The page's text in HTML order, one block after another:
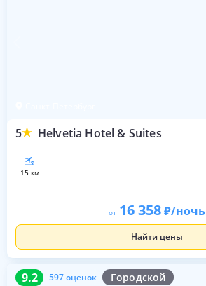
5 Helvetia Hotel & Suites
15 км
от 16 358 /ночь
Найти цены
9.2 597 оценок Городской
9.2 597 оценок